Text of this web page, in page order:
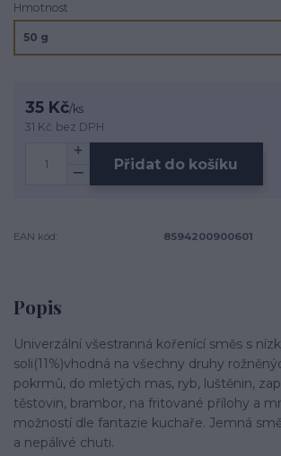
Hmotnost
35 Kč/ks
31 Kč bez DPH
Přidat do košíku
EAN kód: 8594200900601
Popis
Univerzální všestranná kořenící směs s
soli(11%)vhodná na všechny druhy
pokrmů, do mletých mas, ryb, luštěnin,
těstovin, brambor, na fritované přílohy a
možností dle fantazie kuchaře. Jemná
a nepálivé chuti.